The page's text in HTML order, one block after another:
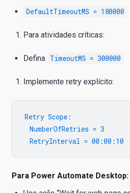
DefaultTimeoutMS = 180000
Para atividades críticas:
Defina TimeoutMS = 300000
Implemente retry explícito:
Retry Scope:
  NumberOfRetries = 3
Para Power Automate Desktop: